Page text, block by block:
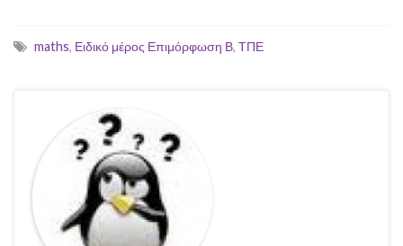
maths, Ειδικό μέρος Επιμόρφωση Β, ΤΠΕ